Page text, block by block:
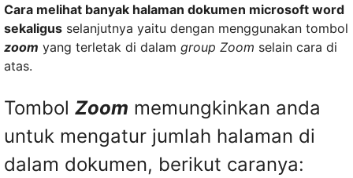
Cara melihat banyak halaman dokumen microsoft word
sekaligus selanjutnya yaitu dengan menggunakan tombol
zoom yang terletak di dalam group Zoom selain cara di
atas.
Tombol Zoom memungkinkan anda
untuk mengatur jumlah halaman di
dalam dokumen, berikut caranya: